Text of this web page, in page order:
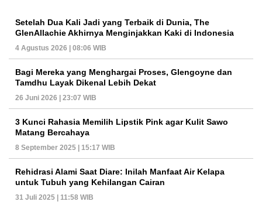
Setelah Dua Kali Jadi yang Terbaik di Dunia, The
GlenAllachie Akhirnya Menginjakkan Kaki di Indonesia
4 Agustus 2026 | 08:06 WIB
Bagi Mereka yang Menghargai Proses, Glengoyne dan
Tamdhu Layak Dikenal Lebih Dekat
26 Juni 2026 | 23:07 WIB
3 Kunci Rahasia Memilih Lipstik Pink agar Kulit Sawo
Matang Bercahaya
8 September 2025 | 15:17 WIB
Rehidrasi Alami Saat Diare: Inilah Manfaat Air Kelapa
untuk Tubuh yang Kehilangan Cairan
31 Juli 2025 | 11:58 WIB